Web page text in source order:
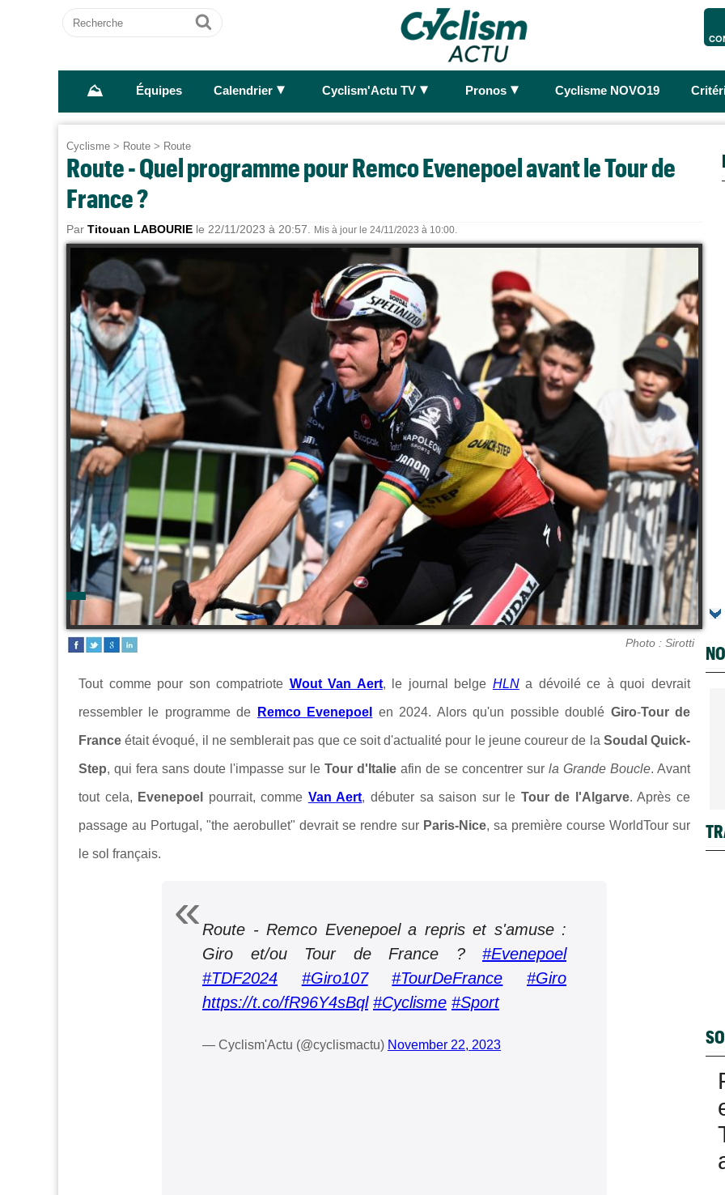
Recherche
Ok
⛰ Équipes Calendrier ► Cyclism'Actu TV ► Pronos ► Cyclisme NOVO19
Cyclisme > Route > Route
Route - Quel programme pour Remco Evenepoel avant le Tour de
France ?
Par Titouan LABOURIE le 22/11/2023 à 20:57. Mis à jour le 24/11/2023 à 10:00.
Photo : Sirotti
Tout comme pour son compatriote Wout Van Aert, le journal belge HLNa dévoilé ce à quoi devrait
ressembler le programme de Remco Evenepoel en 2024. Alors qu'un possible doublé Giro-Tour de
France était évoqué, il ne semblerait pas que ce soit d'actualité pour le jeune coureur de la Soudal Quick-
Step, qui fera sans doute l'impasse sur le Tour d'Italie afin de se concentrer sur la Grande Boucle. Avant
tout cela, Evenepoel pourrait, comme Van Aert, débuter sa saison sur le Tour de l'Algarve. Après ce
passage au Portugal, "the aerobullet" devrait se rendre sur Paris-Nice, sa première course WorldTour sur
le sol français.
Route - Remco Evenepoel a repris et s'amuse :
Giro et/ou Tour de France ? #Evenepoel
#TDF2024
#Giro107 #TourDeFrance
#Giro
https://t.co/fR96Y4sBql #Cyclisme #Sport
— Cyclism'Actu (@cyclismactu) November 22, 2023